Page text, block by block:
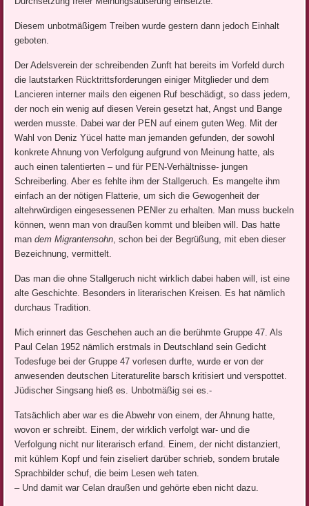
Diesem unbotmäßigem Treiben wurde gestern dann jedoch Einhalt
geboten.
Der Adelsverein der schreibenden Zunft hat bereits im Vorfeld durch
die lautstarken Rücktrittsforderungen einiger Mitglieder und dem
Lancieren interner mails den eigenen Ruf beschädigt, so dass jedem,
der noch ein wenig auf diesen Verein gesetzt hat, Angst und Bange
werden musste. Dabei war der PEN auf einem guten Weg. Mit der
Wahl von Deniz Yücel hatte man jemanden gefunden, der sowohl
konkrete Ahnung von Verfolgung aufgrund von Meinung hatte, als
auch einen talentierten – und für PEN-Verhältnisse- jungen
Schreiberling. Aber es fehlte ihm der Stallgeruch. Es mangelte ihm
einfach an der nötigen Flatterie, um sich die Gewogenheit der
altehrwürdigen eingesessenen PENler zu erhalten. Man muss buckeln
können, wenn man von draußen kommt und bleiben will. Das hatte
mandem Migrantensohn , schon bei der Begrüßung, mit eben dieser
Bezeichnung, vermittelt.
Das man die ohne Stallgeruch nicht wirklich dabei haben will, ist eine
alte Geschichte. Besonders in literarischen Kreisen. Es hat nämlich
durchaus Tradition.
Mich erinnert das Geschehen auch an die berühmte Gruppe 47. Als
Paul Celan 1952 nämlich erstmals in Deutschland sein Gedicht
Todesfuge bei der Gruppe 47 vorlesen durfte, wurde er von der
anwesenden deutschen Literaturelite barsch kritisiert und verspottet.
Jüdischer Singsang hieß es. Unbotmäßig sei es.-
Tatsächlich aber war es die Abwehr von einem, der Ahnung hatte,
wovon er schreibt. Einem, der wirklich verfolgt war- und die
Verfolgung nicht nur literarisch erfand. Einem, der nicht distanziert,
mit kühlem Kopf und fein ziseliert darüber schrieb, sondern brutale
Sprachbilder schuf, die beim Lesen weh taten.
– Und damit war Celan draußen und gehörte eben nicht dazu.